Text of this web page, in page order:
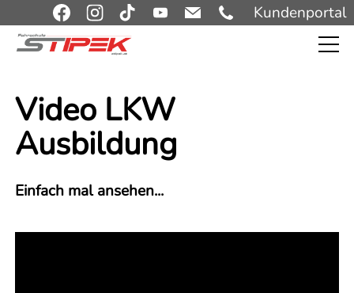
Kundenportal
Video LKW
Ausbildung
Einfach mal ansehen...